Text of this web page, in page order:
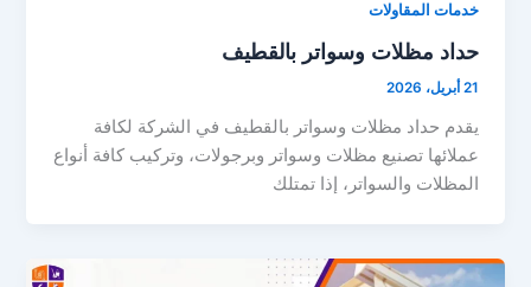
خدمات المقاولات
حداد مظلات وسواتر بالقطيف
21 أبريل، 2026
يقدم حداد مظلات وسواتر بالقطيف في الشركة لكافة
عملائها تصنيع مظلات وسواتر وبرجولات، وتركيب كافة أنواع
المظلات والسواتر، إذا تمتلك